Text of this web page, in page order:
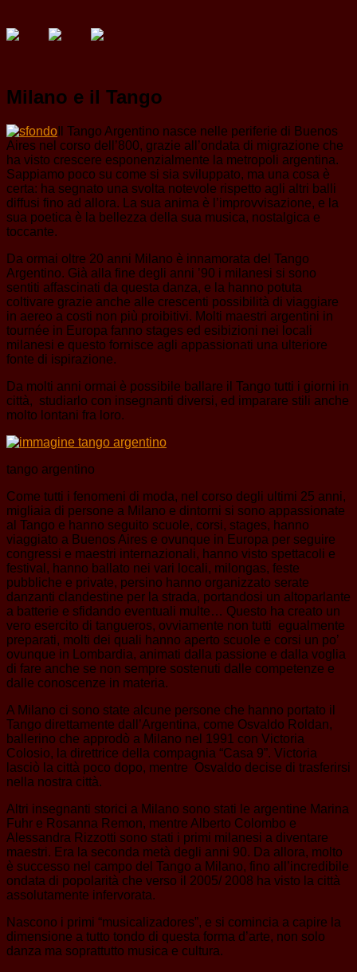
Milano e il Tango
Il Tango Argentino nasce nelle periferie di Buenos
Aires nel corso dell’800, grazie all’ondata di migrazione che
ha visto crescere esponenzialmente la metropoli argentina.
Sappiamo poco su come si sia sviluppato, ma una cosa è
certa: ha segnato una svolta notevole rispetto agli altri balli
diffusi fino ad allora. La sua anima è l’improvvisazione, e la
sua poetica è la bellezza della sua musica, nostalgica e
toccante.
Da ormai oltre 20 anni Milano è innamorata del Tango
Argentino. Già alla fine degli anni ’90 i milanesi si sono
sentiti affascinati da questa danza, e la hanno potuta
coltivare grazie anche alle crescenti possibilità di viaggiare
in aereo a costi non più proibitivi. Molti maestri argentini in
tournée in Europa fanno stages ed esibizioni nei locali
milanesi e questo fornisce agli appassionati una ulteriore
fonte di ispirazione.
Da molti anni ormai è possibile ballare il Tango tutti i giorni in
città, studiarlo con insegnanti diversi, ed imparare stili anche
molto lontani fra loro.
tango argentino
Come tutti i fenomeni di moda, nel corso degli ultimi 25 anni,
migliaia di persone a Milano e dintorni si sono appassionate
al Tango e hanno seguito scuole, corsi, stages, hanno
viaggiato a Buenos Aires e ovunque in Europa per seguire
congressi e maestri internazionali, hanno visto spettacoli e
festival, hanno ballato nei vari locali, milongas, feste
pubbliche e private, persino hanno organizzato serate
danzanti clandestine per la strada, portandosi un altoparlante
a batterie e sfidando eventuali multe… Questo ha creato un
vero esercito di tangueros, ovviamente non tutti egualmente
preparati, molti dei quali hanno aperto scuole e corsi un po’
ovunque in Lombardia, animati dalla passione e dalla voglia
di fare anche se non sempre sostenuti dalle competenze e
dalle conoscenze in materia.
A Milano ci sono state alcune persone che hanno portato il
Tango direttamente dall’Argentina, come Osvaldo Roldan,
ballerino che approdò a Milano nel 1991 con Victoria
Colosio, la direttrice della compagnia “Casa 9”. Victoria
lasciò la città poco dopo, mentre Osvaldo decise di trasferirsi
nella nostra città.
Altri insegnanti storici a Milano sono stati le argentine Marina
Fuhr e Rosanna Remon, mentre Alberto Colombo e
Alessandra Rizzotti sono stati i primi milanesi a diventare
maestri. Era la seconda metà degli anni 90. Da allora, molto
è successo nel campo del Tango a Milano, fino all’incredibile
ondata di popolarità che verso il 2005/ 2008 ha visto la città
assolutamente infervorata.
Nascono i primi “musicalizadores”, e si comincia a capire la
dimensione a tutto tondo di questa forma d’arte, non solo
danza ma soprattutto musica e cultura.